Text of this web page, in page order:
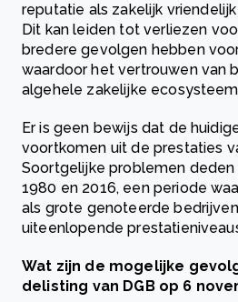
reputatie als zakelijk
Dit kan leiden tot verliezen
bredere gevolgen hebben
waardoor het vertrouwen van
algehele zakelijke
Er is geen bewijs dat de
voortkomen uit de prestaties
Soortgelijke problemen
1980 en 2016, een periode
als grote genoteerde
uiteenlopende
Wat zijn de mogelijke
delisting van DGB op 6